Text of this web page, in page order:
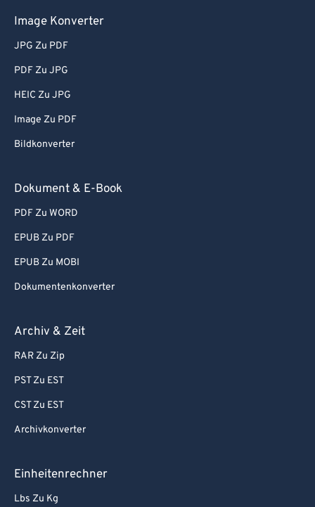
Image Konverter
JPG Zu PDF
PDF Zu JPG
HEIC Zu JPG
Image Zu PDF
Bildkonverter
Dokument & E-Book
PDF Zu WORD
EPUB Zu PDF
EPUB Zu MOBI
Dokumentenkonverter
Archiv & Zeit
RAR Zu Zip
PST Zu EST
CST Zu EST
Archivkonverter
Einheitenrechner
Lbs Zu Kg